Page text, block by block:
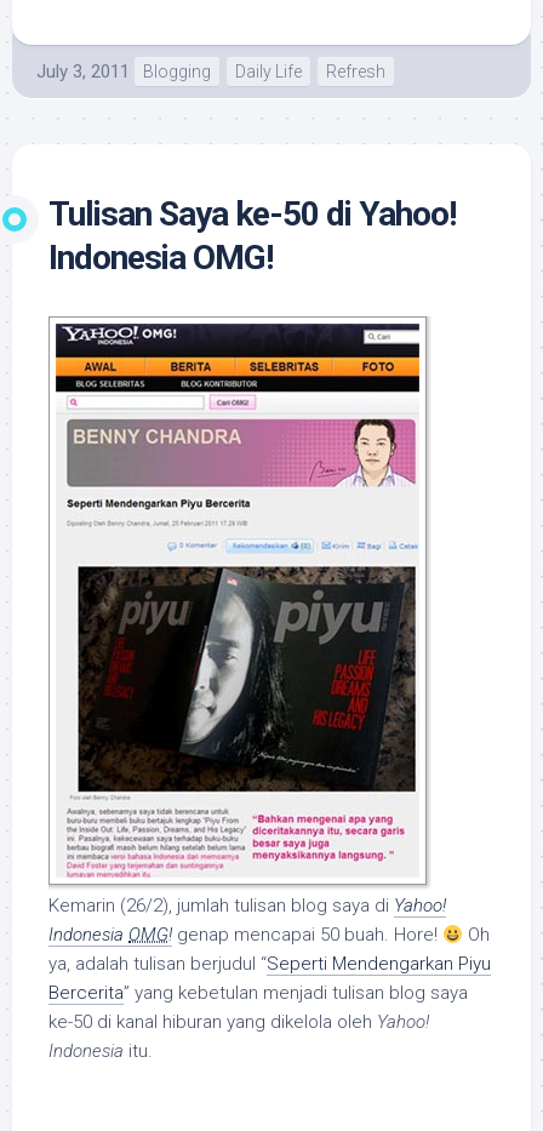
July 3, 2011 Blogging Daily Life Refresh
Tulisan Saya ke-50 di Yahoo!
Indonesia OMG!
Kemarin (26/2), jumlah tulisan blog saya di Yahoo!
Indonesia OMG! genap mencapai 50 buah. Hore!
Oh
ya, adalah tulisan berjudul “Seperti Mendengarkan Piyu
Bercerita” yang kebetulan menjadi tulisan blog saya
ke-50 di kanal hiburan yang dikelola oleh Yahoo!
Indonesia itu.